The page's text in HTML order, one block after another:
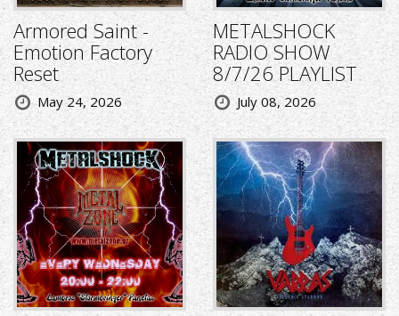
Armored Saint -
Emotion Factory
Reset
May 24, 2026
METALSHOCK
RADIO SHOW
8/7/26 PLAYLIST
July 08, 2026